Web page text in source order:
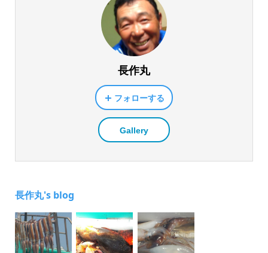
長作丸
フォローする
Gallery
長作丸's blog